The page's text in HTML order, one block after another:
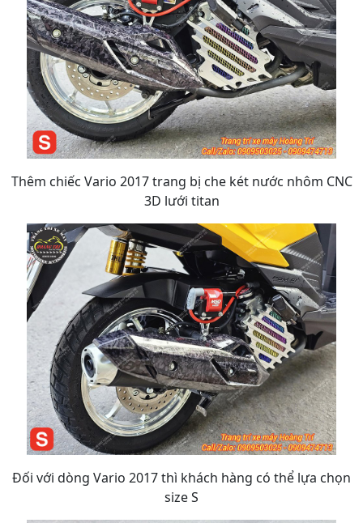
Thêm chiếc Vario 2017 trang bị che két nước nhôm CNC
3D lưới titan
Đối với dòng Vario 2017 thì khách hàng có thể lựa chọn
size S